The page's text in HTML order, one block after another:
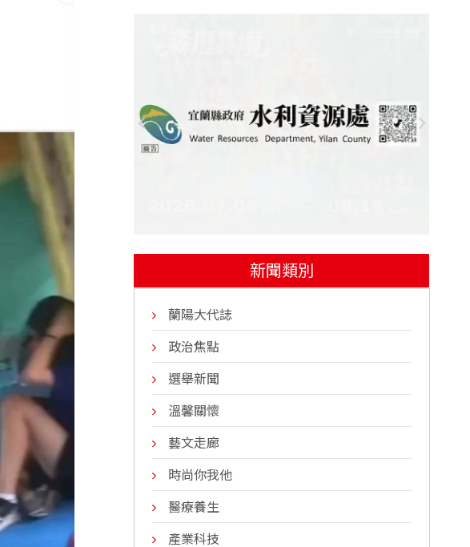
新聞類別
蘭陽大代誌
政治焦點
選舉新聞
溫馨關懷
藝文走廊
時尚你我他
醫療養生
產業科技